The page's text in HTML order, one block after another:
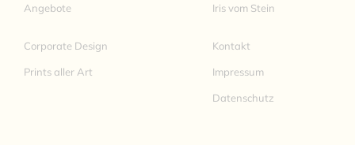
Angebote
Corporate Design
Prints aller Art
Iris vom Stein
Kontakt
Impressum
Datenschutz